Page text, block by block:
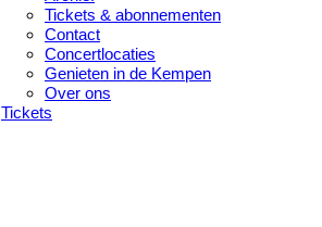
Tickets & abonnementen
Contact
Concertlocaties
Genieten in de Kempen
Over ons
Tickets